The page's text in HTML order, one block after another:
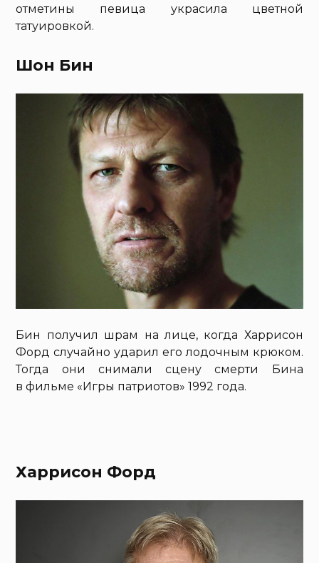
отметины певица украсила цветной
татуировкой.
Шон Бин
Бин получил шрам на лице, когда Харрисон
Форд случайно ударил его лодочным крюком.
Тогда они снимали сцену смерти Бина
в фильме «Игры патриотов» 1992 года.
Харрисон Форд